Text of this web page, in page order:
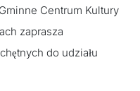
Centrum Kultury
zaprasza
do udziału